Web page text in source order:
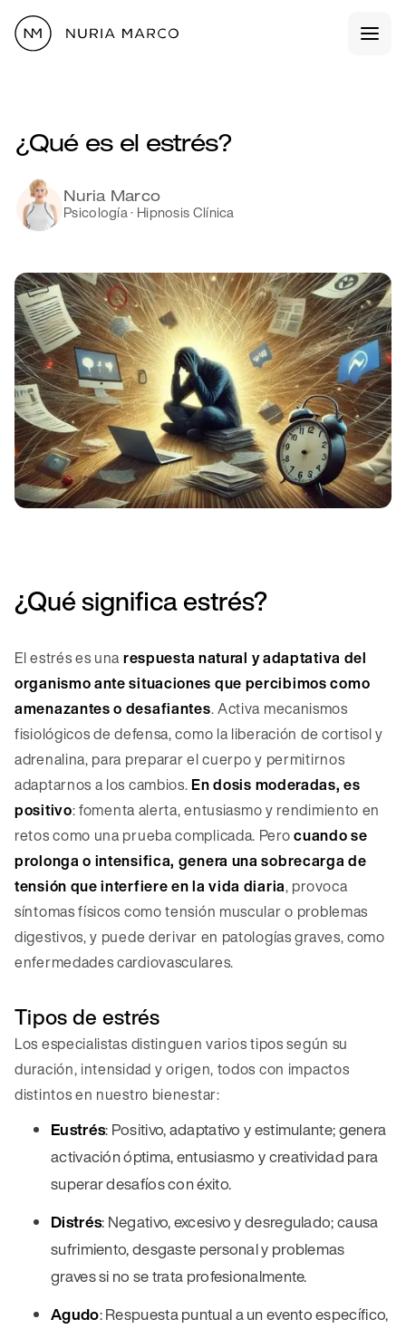
¿Qué es el estrés?
Nuria Marco
Psicología · Hipnosis Clínica
¿Qué significa estrés?
El estrés es unarespuesta natural y adaptativa del
organismo ante situaciones que percibimos como
amenazantes o desafiantes. Activa mecanismos
fisiológicos de defensa, como la liberación de cortisol y
adrenalina, para preparar el cuerpo y permitirnos
adaptarnos a los cambios. En dosis moderadas, es
positivo: fomenta alerta, entusiasmo y rendimiento en
retos como una prueba complicada. Perocuando se
prolonga o intensifica, genera una sobrecarga de
tensión que interfiere en la vida diaria, provoca
síntomas físicos como tensión muscular o problemas
digestivos, y puede derivar en patologías graves, como
enfermedades cardiovasculares.
Tipos de estrés
Los especialistas distinguen varios tipos según su
duración, intensidad y origen, todos con impactos
distintos en nuestro bienestar:
Eustrés: Positivo, adaptativo y estimulante; genera
activación óptima, entusiasmo y creatividad para
superar desafíos con éxito.
Distrés: Negativo, excesivo y desregulado; causa
sufrimiento, desgaste personal y problemas
graves si no se trata profesionalmente.
Agudo: Respuesta puntual a un evento específico,